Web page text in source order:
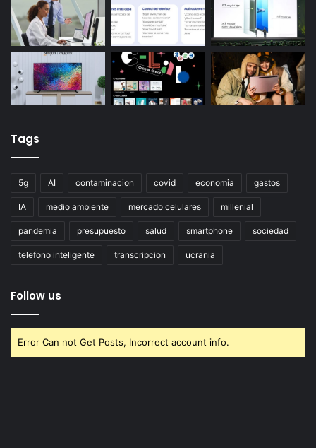
Tags
5g AI contaminacion covid economia gastos
IA medio ambiente mercado celulares millenial
pandemia presupuesto salud smartphone sociedad
telefono inteligente transcripcion ucrania
Follow us
Error Can not Get Posts, Incorrect account info.